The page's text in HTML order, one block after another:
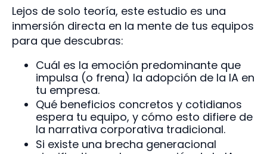
Lejos de solo teoría, este estudio es una
inmersión directa en la mente de tus equipos
para que descubras:
Cuál es la emoción predominante que
impulsa (o frena) la adopción de la IA en
tu empresa.
Qué beneficios concretos y cotidianos
espera tu equipo, y cómo esto difiere de
la narrativa corporativa tradicional.
Si existe una brecha generacional